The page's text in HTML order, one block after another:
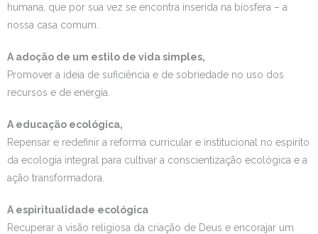
humana, que por sua vez se encontra inserida na biosfera – a
nossa casa comum.
A adoção de um estilo de vida simples,
Promover a ideia de suficiência e de sobriedade no uso dos
recursos e de energia.
A educação ecológica,
Repensar e redefinir a reforma curricular e institucional no espírito
da ecologia integral para cultivar a conscientização ecológica e a
ação transformadora.
A espiritualidade ecológica
Recuperar a visão religiosa da criação de Deus e encorajar um